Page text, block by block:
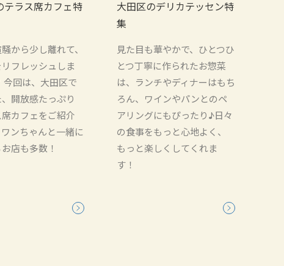
テラス席カフェ特
から少し離れて、
フレッシュしま
今回は、大田区で
開放感たっぷり
カフェをご紹介
ワンちゃんと一緒に
店も多数！
大田区のデリカテッセン特
集
見た目も華やかで、ひとつひ
とつ丁寧に作られたお惣菜
は、ランチやディナーはもち
ろん、ワインやパンとのペ
アリングにもぴったり♪日々
の食事をもっと心地よく、
もっと楽しくしてくれま
す！